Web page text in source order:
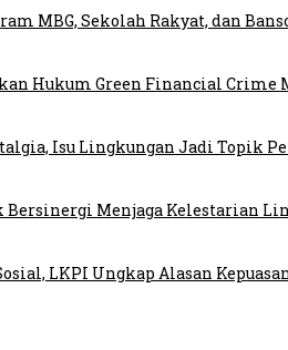
MBG, Sekolah Rakyat, dan
Hukum Green Financial Crime
Isu Lingkungan Jadi Topik
Bersinergi Menjaga Kelestarian
LKPI Ungkap Alasan